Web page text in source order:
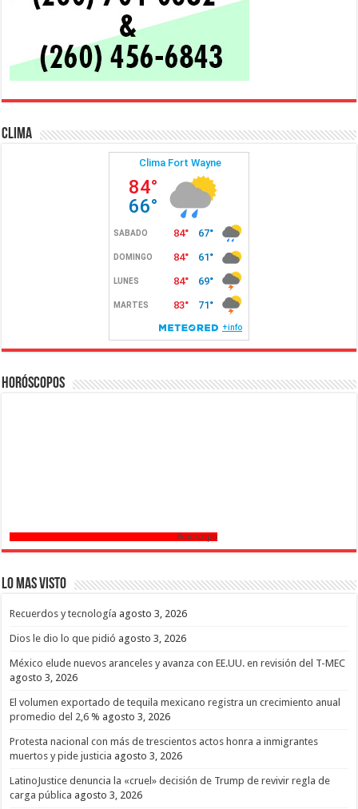
Clima
Horóscopos
Horoscopo
Lo mas Visto
Recuerdos y tecnología agosto 3, 2026
Dios le dio lo que pidió agosto 3, 2026
México elude nuevos aranceles y avanza con EE.UU. en revisión del T-MEC
agosto 3, 2026
El volumen exportado de tequila mexicano registra un crecimiento anual
promedio del 2,6 % agosto 3, 2026
Protesta nacional con más de trescientos actos honra a inmigrantes
muertos y pide justicia agosto 3, 2026
LatinoJustice denuncia la «cruel» decisión de Trump de revivir regla de
carga pública agosto 3, 2026